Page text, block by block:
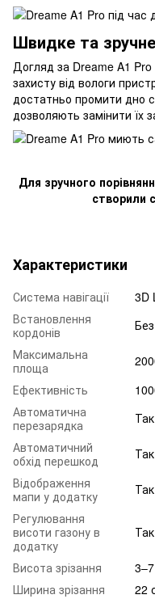
Швидке та
Догляд за Dreame A1
захисту від вологи
достатньо промити дно
дозволяють замінити їх
Для зручного
створили
Характеристики
Система навігації
3D
Встановлення
кордонів
Максимальна
площа
Ефективність
Автоматична
перезарядка
Так
Автоматичний
обхід перешкод
Так
Відображення
мапи у додатку
Так
Регулювання
висоти газону в
додатку
Так
Висота зрізання
Ширина зрізання
22